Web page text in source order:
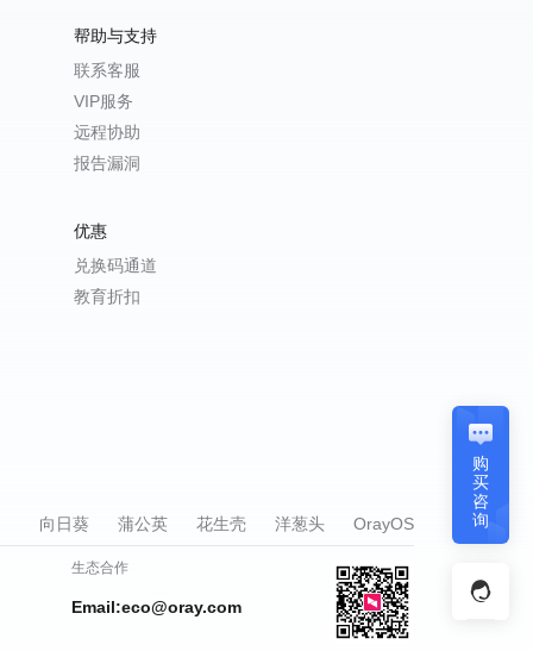
帮助与支持
联系客服
VIP服务
远程协助
报告漏洞
优惠
兑换码通道
教育折扣
向日葵 蒲公英 花生壳 洋葱头 OrayOS
生态合作
Email:eco@oray.com
购
买
咨
询